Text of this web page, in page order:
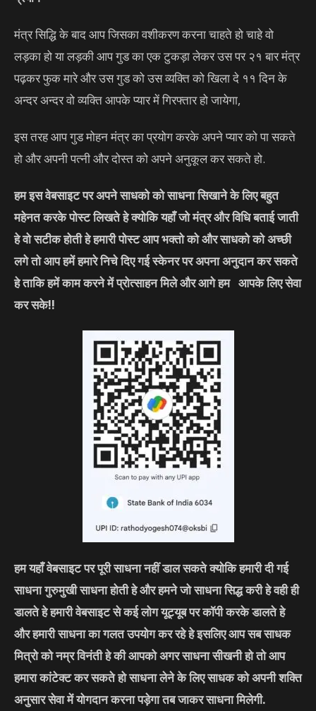
मंत्र सिद्धि के बाद आप जिसका वशीकरण करना चाहते हो चाहे वो
लड़का हो या लड़की आप गुड का एक टुकड़ा लेकर उस पर २१ बार मंत्र
पढ़कर फुक मारे और उस गुड को उस व्यक्ति को खिला दे ११ दिन के
अन्दर अन्दर वो व्यक्ति आपके प्यार में गिरफ्तार हो जायेगा,
इस तरह आप गुड मोहन मंत्र का प्रयोग करके अपने प्यार को पा सकते
हो और अपनी पत्नी और दोस्त को अपने अनुकूल कर सकते हो.
हम इस वेबसाइट पर अपने साधको को साधना सिखाने के लिए बहुत
महेनत करके पोस्ट लिखते हे क्योकि यहाँ जो मंत्र और विधि बताई जाती
हे वो सटीक होती हे हमारी पोस्ट आप भक्तो को और साधको को अच्छी
लगे तो आप हमें हमारे निचे दिए गई स्केनर पर अपना अनुदान कर सकते
हे ताकि हमें काम करने में प्रोत्साहन मिले और आगे हम आपके लिए सेवा
कर सके!!
हम यहाँ वेबसाइट पर पूरी साधना नहीं डाल सकते क्योकि हमारी दी गई
साधना गुरुमुखी साधना होती हे और हमने जो साधना सिद्ध करी हे वही ही
डालते हे हमारी वेबसाइट से कई लोग यूट्यूब पर कॉपी करके डालते हे
और हमारी साधना का गलत उपयोग कर रहे हे इसलिए आप सब साधक
मित्रो को नम्र विनंती हे की आपको अगर साधना सीखनी हो तो आप
हमारा कांटेक्ट कर सकते हो साधना लेने के लिए साधक को अपनी शक्ति
अनुसार सेवा में योगदान करना पड़ेगा तब जाकर साधना मिलेगी.